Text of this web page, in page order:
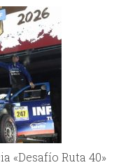
«Desafío Ruta 40»